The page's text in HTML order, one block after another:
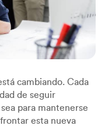
cambiando. Cada
de seguir
para mantenerse
esta nueva